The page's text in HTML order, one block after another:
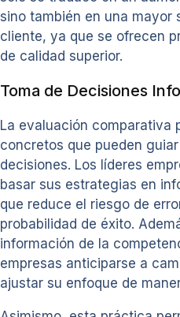
sino también en una mayor
cliente, ya que se ofrecen
de calidad superior.
Toma de Decisiones
La evaluación comparativa
concretos que pueden
decisiones. Los líderes
basar sus estrategias en
que reduce el riesgo de
probabilidad de éxito.
información de la
empresas anticiparse a
ajustar su enfoque de